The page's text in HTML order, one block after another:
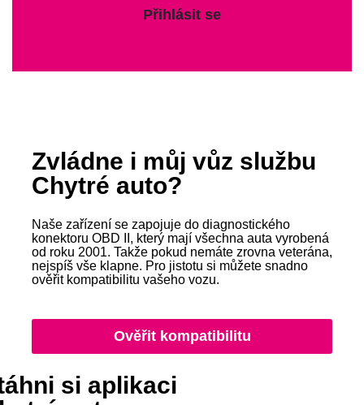
Přihlásit se
Zvládne i můj vůz službu
Chytré auto?
Naše zařízení se zapojuje do diagnostického
konektoru OBD II, který mají všechna auta vyrobená
od roku 2001. Takže pokud nemáte zrovna veterána,
nejspíš vše klapne. Pro jistotu si můžete snadno
ověřit kompatibilitu vašeho vozu.
Ověřit kompatibilitu
si aplikaci